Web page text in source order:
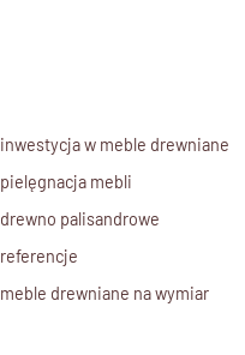
inwestycja w meble drewniane
pielęgnacja mebli
drewno palisandrowe
referencje
meble drewniane na wymiar